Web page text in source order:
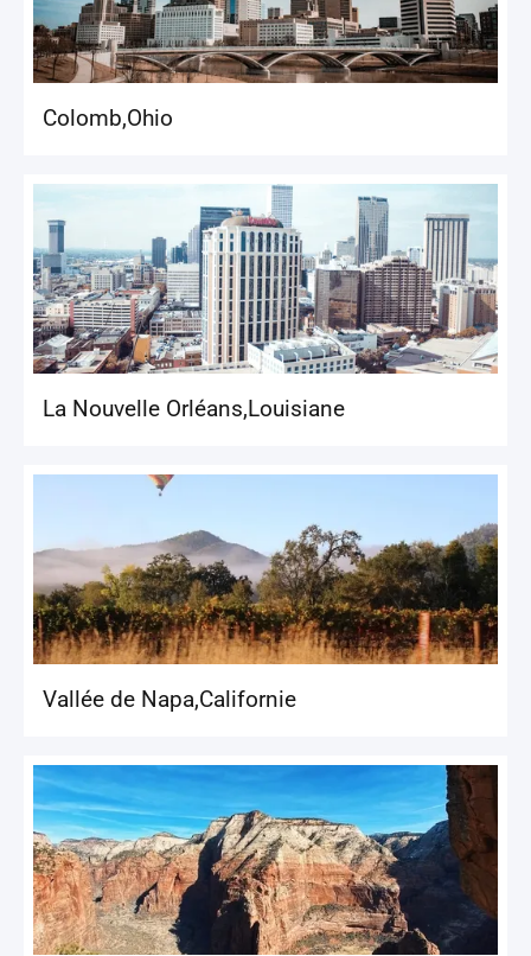
Colomb,Ohio
La Nouvelle Orléans,Louisiane
Vallée de Napa,Californie